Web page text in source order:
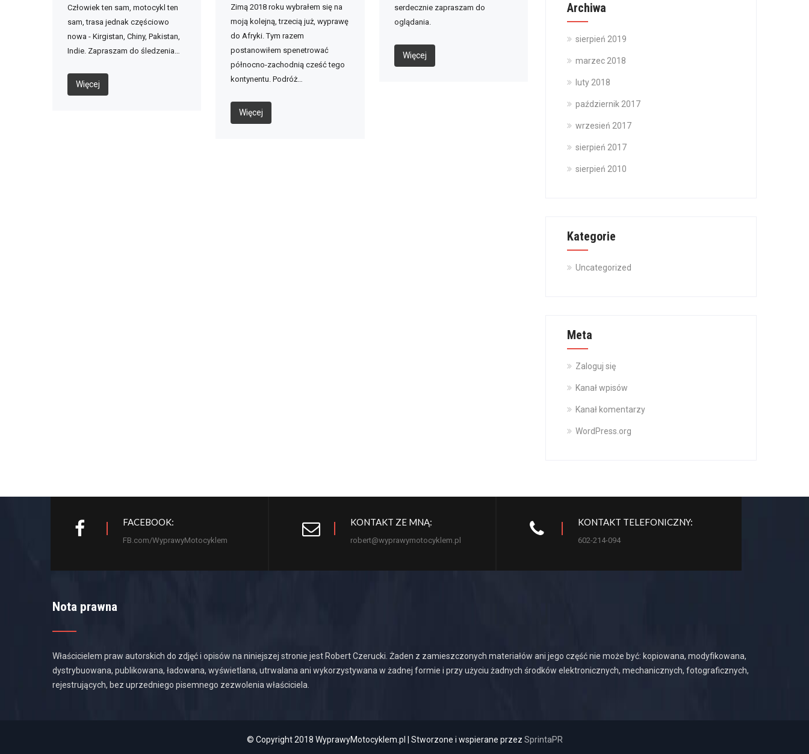
Człowiek ten sam, motocykl ten
sam, trasa jednak częściowo
nowa - Kirgistan, Chiny, Pakistan,
Indie. Zapraszam do śledzenia…
Więcej
Zimą 2018 roku wybrałem się na
moją kolejną, trzecią już, wyprawę
do Afryki. Tym razem
postanowiłem spenetrować
północno-zachodnią cześć tego
kontynentu. Podróż…
Więcej
serdecznie zapraszam do
oglądania.
Więcej
Archiwa
sierpień 2019
marzec 2018
luty 2018
październik 2017
wrzesień 2017
sierpień 2017
sierpień 2010
Kategorie
Uncategorized
Meta
Zaloguj się
Kanał wpisów
Kanał komentarzy
WordPress.org
FACEBOOK:
FB.com/WyprawyMotocyklem
KONTAKT ZE MNĄ:
robert@wyprawymotocyklem.pl
KONTAKT TELEFONICZNY:
602-214-094
Nota prawna
Właścicielem praw autorskich do zdjęć i opisów na niniejszej stronie jest Robert Czerucki. Żaden z zamieszczonych materiałów ani jego część nie może być: kopiowana, modyfikowana,
dystrybuowana, publikowana, ładowana, wyświetlana, utrwalana ani wykorzystywana w żadnej formie i przy użyciu żadnych środków elektronicznych, mechanicznych, fotograficznych,
rejestrujących, bez uprzedniego pisemnego zezwolenia właściciela.
© Copyright 2018 WyprawyMotocyklem.pl | Stworzone i wspierane przez SprintaPR